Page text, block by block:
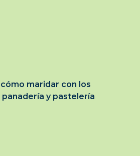
maridar con los
panadería y pastelería